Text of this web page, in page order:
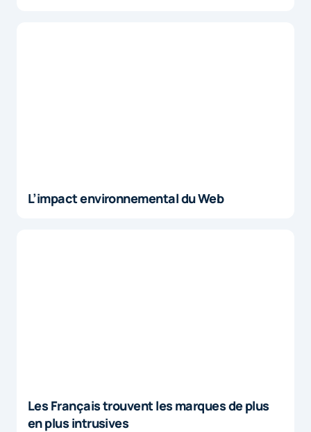
L’impact environnemental du Web
Les Français trouvent les marques de plus
en plus intrusives